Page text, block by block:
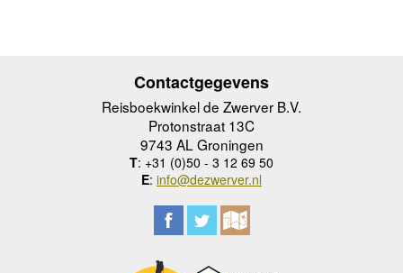
Contactgegevens
Reisboekwinkel de Zwerver B.V.
Protonstraat 13C
9743 AL Groningen
T: +31 (0)50 - 3 12 69 50
E: info@dezwerver.nl